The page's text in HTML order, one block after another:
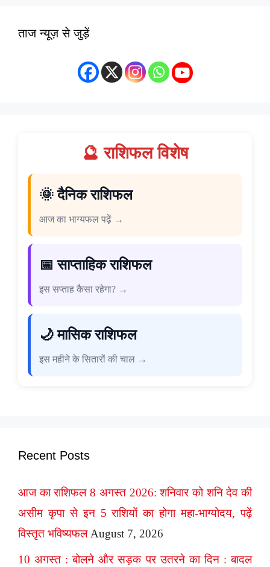
ताज न्यूज़ से जुड़ें
🔮 राशिफल विशेष
🌞 दैनिक राशिफल
आज का भाग्यफल पढ़ें →
📅 साप्ताहिक राशिफल
इस सप्ताह कैसा रहेगा? →
🌙 मासिक राशिफल
इस महीने के सितारों की चाल →
Recent Posts
आज का राशिफल 8 अगस्त 2026: शनिवार को शनि देव की
असीम कृपा से इन 5 राशियों का होगा महा-भाग्योदय, पढ़ें
विस्तृत भविष्यफल August 7, 2026
10 अगस्त : बोलने और सड़क पर उतरने का दिन : बादल